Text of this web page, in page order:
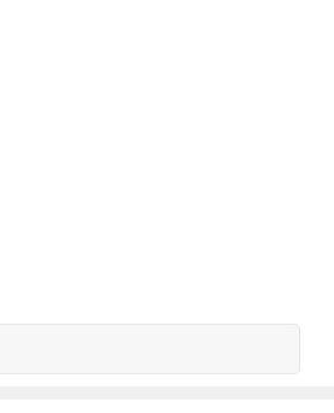
、回款）。
律意见书、测评报告、自评报告，
收，获得备案登记后三年内不得转